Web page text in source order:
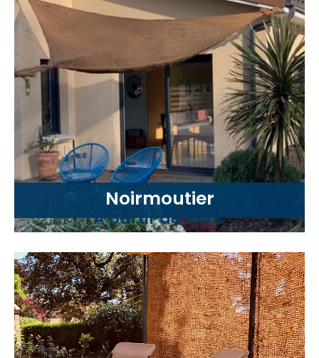
Noirmoutier
A partir de 155 €